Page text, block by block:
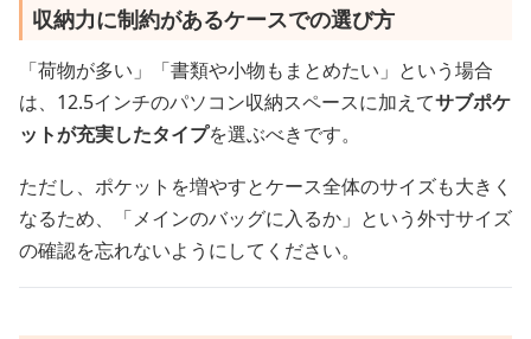
収納力に制約があるケースでの選び方
「荷物が多い」「書類や小物もまとめたい」という場合
は、12.5インチのパソコン収納スペースに加えてサブポケ
ットが充実したタイプを選ぶべきです。
ただし、ポケットを増やすとケース全体のサイズも大きく
なるため、「メインのバッグに入るか」という外寸サイズ
の確認を忘れないようにしてください。